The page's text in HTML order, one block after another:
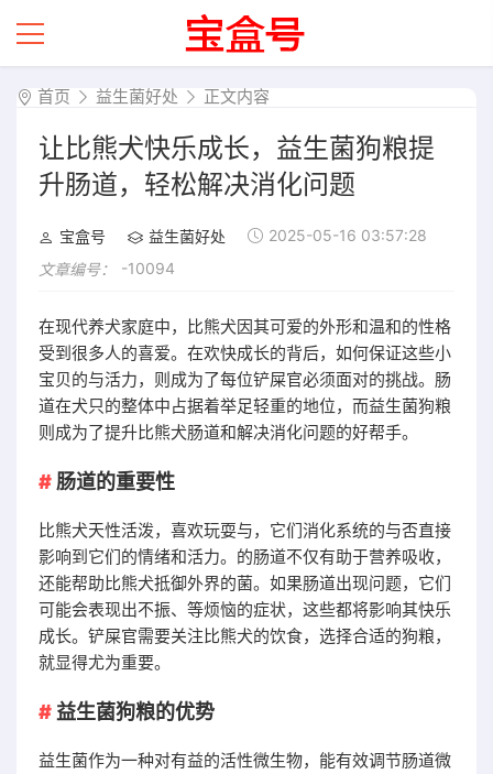
首页 益生菌好处 正文内容
让比熊犬快乐成长，益生菌狗粮提
升肠道，轻松解决消化问题
宝盒号 益生菌好处
2025-05-16 03:57:28
文章编号：
-10094
在现代养犬家庭中，比熊犬因其可爱的外形和温和的性格
受到很多人的喜爱。在欢快成长的背后，如何保证这些小
宝贝的与活力，则成为了每位铲屎官必须面对的挑战。肠
道在犬只的整体中占据着举足轻重的地位，而益生菌狗粮
则成为了提升比熊犬肠道和解决消化问题的好帮手。
肠道的重要性
比熊犬天性活泼，喜欢玩耍与，它们消化系统的与否直接
影响到它们的情绪和活力。的肠道不仅有助于营养吸收，
还能帮助比熊犬抵御外界的菌。如果肠道出现问题，它们
可能会表现出不振、等烦恼的症状，这些都将影响其快乐
成长。铲屎官需要关注比熊犬的饮食，选择合适的狗粮，
就显得尤为重要。
益生菌狗粮的优势
益生菌作为一种对有益的活性微生物，能有效调节肠道微